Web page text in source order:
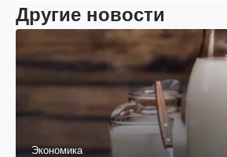
Другие новости
Экономика